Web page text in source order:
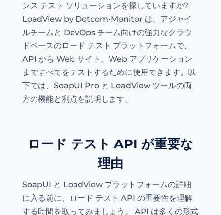
ンス テスト ソリューションを探していますか?
LoadView by Dotcom-Monitor は、アジャイ
ルチームと DevOps チーム向けの強力なクラウ
ドベースのロード テスト プラットフォームで、
API から Web サイト、Web アプリケーション
まですべてをテストするために使用できます。以
下では、SoapUI Pro と LoadView ツールの両
方の機能と利点を説明します。
ロード テスト API が重要な
理由
SoapUI と LoadView プラットフォームの詳細
に入る前に、ロード テスト API の重要性を理解
する時間を取ってみましょう。 API は多くの形式